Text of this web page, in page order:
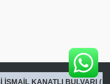
İSMAİL KANATLI BULVARI (